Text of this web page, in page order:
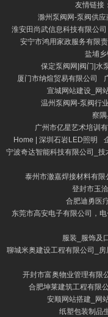
友情链接：
滁州泵阀网-泵阀供应
淮安田尚武信息科技有限公司
安宁市鸿用家政服务有限
盐埔
保定泵阀网|阀门|水
厦门市纳煊贸易有限公司
宣城网站建设_网
温州泵阀网-泵阀行
察隅
广州市亿星艺术培训
Home | 深圳石岩LED照明
宁波奇达智能科技有限公司_
泰州市澈嘉焊接材料有
登封市玉
合肥迪勇医
东莞市高安电子有限公司，
服装_服饰及
聊城米奥建设工程有限公司_
开封市富奥物业管理有限
合肥坤莱建筑工程有限
安顺网站搭建_网
纸塑包装制品